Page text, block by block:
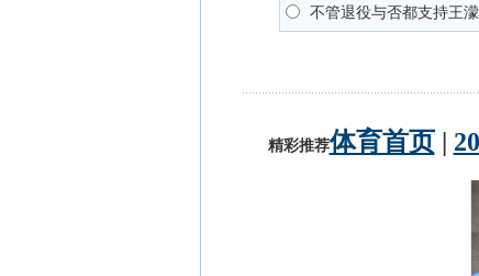
不管退役与否都支持王濛